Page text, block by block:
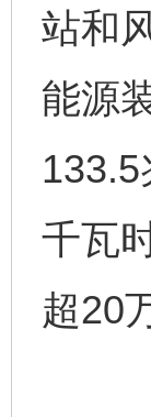
站和
能源
千瓦
超20
揭开“